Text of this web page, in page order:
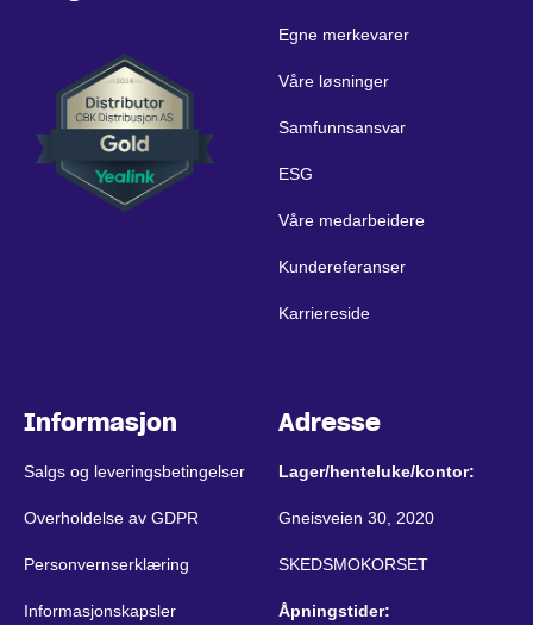
Egne merkevarer
Våre løsninger
Samfunnsansvar
ESG
Våre medarbeidere
Kundereferanser
Karriereside
Informasjon
Salgs og leveringsbetingelser
Overholdelse av GDPR
Personvernserklæring
Informasjonskapsler
Adresse
Lager/henteluke/kontor:
Gneisveien 30, 2020
SKEDSMOKORSET
Åpningstider: